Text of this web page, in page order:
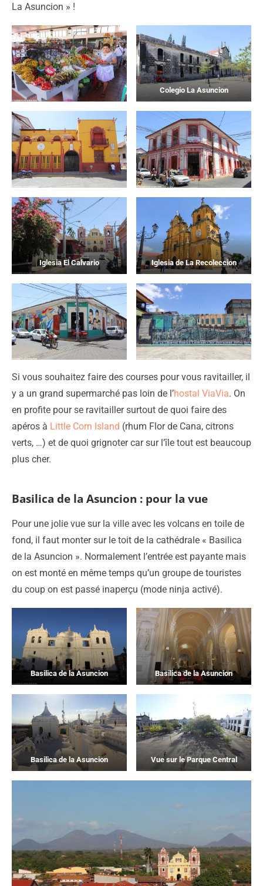
La Asuncion » !
Colegio La Asuncion
Iglesia El Calvario Iglesia de La Recoleccion
Si vous souhaitez faire des courses pour vous ravitailler, il
y a un grand supermarché pas loin de l’hostal ViaVia. On
en profite pour se ravitailler surtout de quoi faire des
apéros à Little Corn Island (rhum Flor de Cana, citrons
verts, …) et de quoi grignoter car sur l’île tout est beaucoup
plus cher.
Basilica de la Asuncion : pour la vue
Pour une jolie vue sur la ville avec les volcans en toile de
fond, il faut monter sur le toit de la cathédrale « Basilica
de la Asuncion ». Normalement l’entrée est payante mais
on est monté en même temps qu’un groupe de touristes
du coup on est passé inaperçu (mode ninja activé).
Basilica de la Asuncion Basilica de la Asuncion
Basilica de la Asuncion Vue sur le Parque Central